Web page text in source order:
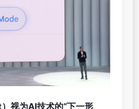
）视为AI技术的“下一形